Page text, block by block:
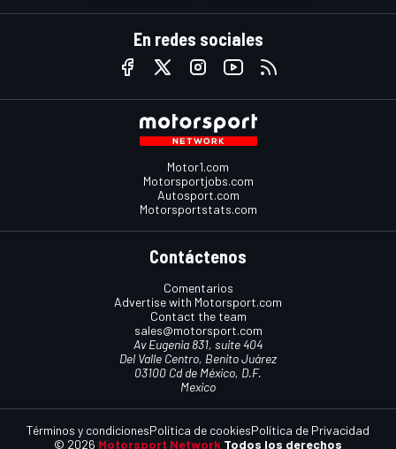
En redes sociales
Motor1.com
Motorsportjobs.com
Autosport.com
Motorsportstats.com
Contáctenos
Comentarios
Advertise with Motorsport.com
Contact the team
sales@motorsport.com
Av Eugenia 831, suite 404
Del Valle Centro, Benito Juárez
03100 Cd de México, D.F.
Mexico
© 2026 Motorsport Network Todos los derechos
Términos y condicionesPolítica de cookiesPolítica de Privacidad